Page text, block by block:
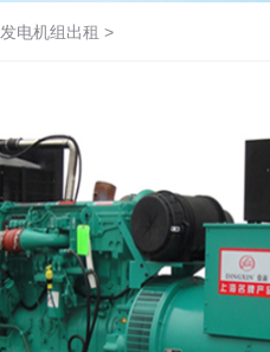
发电机组出租 >